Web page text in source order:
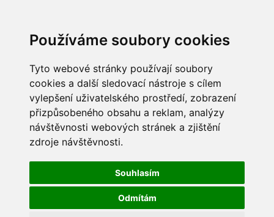
Používáme soubory cookies
Tyto webové stránky používají soubory
cookies a další sledovací nástroje s cílem
vylepšení uživatelského prostředí, zobrazení
přizpůsobeného obsahu a reklam, analýzy
návštěvnosti webových stránek a zjištění
zdroje návštěvnosti.
Souhlasím
Odmítám